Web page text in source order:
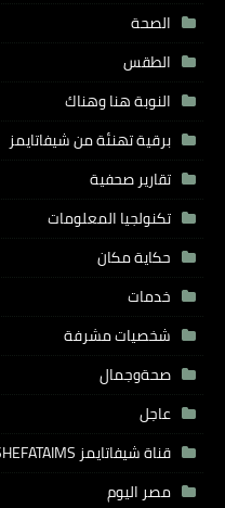
الصحة
الطقس
النوبة هنا وهناك
برقية تهنئة من شيفاتايمز
تقارير صحفية
تكنولجيا المعلومات
حكاية مكان
خدمات
شخصيات مشرفة
صحةوجمال
عاجل
قناة شيفاتايمز TV / SHEFATAIMS
مصر اليوم